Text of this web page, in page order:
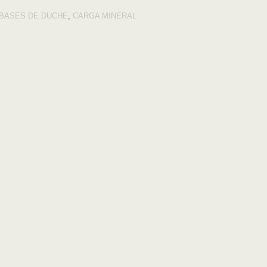
BASES DE DUCHE, CARGA MINERAL